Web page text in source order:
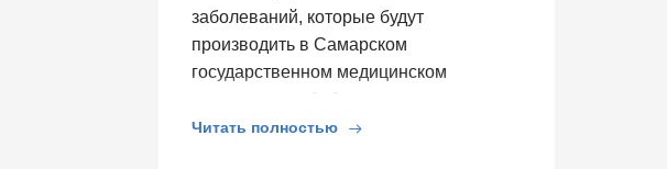
заболеваний, которые будут
производить в Самарском
государственном медицинском
Читать полностью